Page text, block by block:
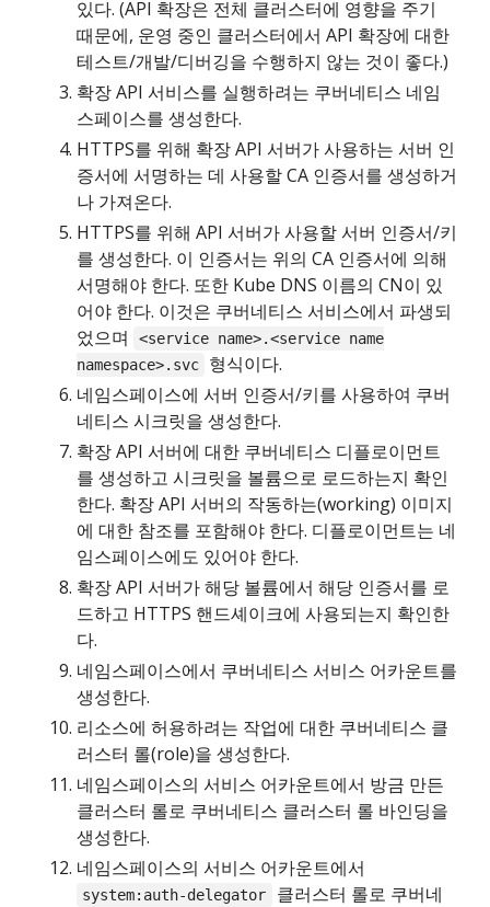
있다. (API 확장은 전체 클러스터에 영향을 주기
때문에, 운영 중인 클러스터에서 API 확장에 대한
테스트/개발/디버깅을 수행하지 않는 것이 좋다.)
확장 API 서비스를 실행하려는 쿠버네티스 네임
스페이스를 생성한다.
HTTPS를 위해 확장 API 서버가 사용하는 서버 인
증서에 서명하는 데 사용할 CA 인증서를 생성하거
나 가져온다.
HTTPS를 위해 API 서버가 사용할 서버 인증서/키
를 생성한다. 이 인증서는 위의 CA 인증서에 의해
서명해야 한다. 또한 Kube DNS 이름의 CN이 있
어야 한다. 이것은 쿠버네티스 서비스에서 파생되
었으며
<service name>.<service name
namespace>.svc
형식이다.
네임스페이스에 서버 인증서/키를 사용하여 쿠버
네티스 시크릿을 생성한다.
확장 API 서버에 대한 쿠버네티스 디플로이먼트
를 생성하고 시크릿을 볼륨으로 로드하는지 확인
한다. 확장 API 서버의 작동하는(working) 이미지
에 대한 참조를 포함해야 한다. 디플로이먼트는 네
임스페이스에도 있어야 한다.
확장 API 서버가 해당 볼륨에서 해당 인증서를 로
드하고 HTTPS 핸드셰이크에 사용되는지 확인한
다.
네임스페이스에서 쿠버네티스 서비스 어카운트를
생성한다.
리소스에 허용하려는 작업에 대한 쿠버네티스 클
러스터 롤(role)을 생성한다.
네임스페이스의 서비스 어카운트에서 방금 만든
클러스터 롤로 쿠버네티스 클러스터 롤 바인딩을
생성한다.
네임스페이스의 서비스 어카운트에서
system:auth-delegator
클러스터 롤로 쿠버네